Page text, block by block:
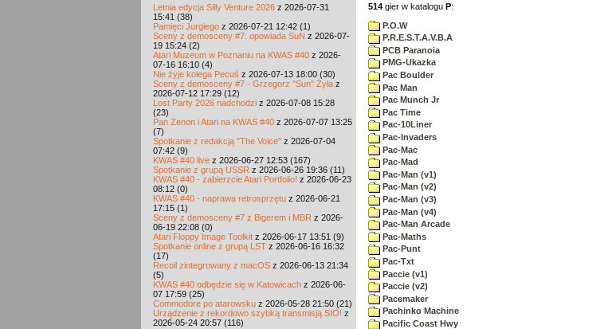
Letnia edycja Silly Venture 2026 z 2026-07-31
15:41 (38)
Pamięci Jurgiego z 2026-07-21 12:42 (1)
Sceny z demosceny #7: opowiada SuN z 2026-07-
19 15:24 (2)
Atari Muzeum w Poznaniu na KWAS #40 z 2026-
07-16 16:10 (4)
Nie żyje kolega Pecuś z 2026-07-13 18:00 (30)
Sceny z demosceny #7 - Grzegorz "Sun" Żyła z
2026-07-12 17:29 (12)
Lost Party 2026 nadchodzi z 2026-07-08 15:28
(23)
Pan Zenon i Atari na KWAS #40 z 2026-07-07 13:25
(7)
Spotkanie z redakcją "The Voice" z 2026-07-04
07:42 (9)
KWAS #40 live z 2026-06-27 12:53 (167)
Spotkanie z grupą USSR z 2026-06-26 19:36 (11)
KWAS #40 - zabierzcie Atari Portfolio! z 2026-06-23
08:12 (0)
KWAS #40 - naprawa retrosprzętu z 2026-06-21
17:15 (1)
Sceny z demosceny #7 z Bigerem i MBR z 2026-
06-19 22:08 (0)
Atari Floppy Image Toolkit z 2026-06-17 13:51 (9)
Spotkanie online z grupą LST z 2026-06-16 16:32
(17)
Recoil zintegrowany z macOS z 2026-06-13 21:34
(5)
KWAS #40 odbędzie się w Katowicach z 2026-06-
07 17:59 (25)
Commodore po atarowsku z 2026-05-28 21:50 (21)
Urządzenie z rekordowo szybką transmisją SIO! z
2026-05-24 20:57 (116)
514 gier w katalogu P:
P.O.W
P.R.E.S.T.A.V.B.A
PCB Paranoia
PMG-Ukazka
Pac Boulder
Pac Man
Pac Munch Jr
Pac Time
Pac-10Liner
Pac-Invaders
Pac-Mac
Pac-Mad
Pac-Man (v1)
Pac-Man (v2)
Pac-Man (v3)
Pac-Man (v4)
Pac-Man Arcade
Pac-Maths
Pac-Punt
Pac-Txt
Paccie (v1)
Paccie (v2)
Pacemaker
Pachinko Machine
Pacific Coast Hwy